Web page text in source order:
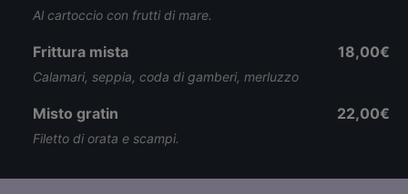
Al cartoccio con frutti di mare.
Frittura mista
Calamari, seppia, coda di gamberi, merluzzo
18,00€
Misto gratin
Filetto di orata e scampi.
22,00€